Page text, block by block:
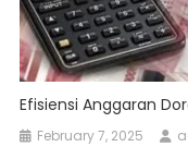
Efisiensi Anggaran
February 7, 2025